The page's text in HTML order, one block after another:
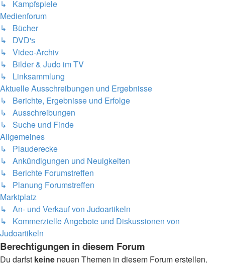
↳ Kampfspiele
Medienforum
↳ Bücher
↳ DVD's
↳ Video-Archiv
↳ Bilder & Judo im TV
↳ Linksammlung
Aktuelle Ausschreibungen und Ergebnisse
↳ Berichte, Ergebnisse und Erfolge
↳ Ausschreibungen
↳ Suche und Finde
Allgemeines
↳ Plauderecke
↳ Ankündigungen und Neuigkeiten
↳ Berichte Forumstreffen
↳ Planung Forumstreffen
Marktplatz
↳ An- und Verkauf von Judoartikeln
↳ Kommerzielle Angebote und Diskussionen von
Judoartikeln
Berechtigungen in diesem Forum
Du darfst keine neuen Themen in diesem Forum erstellen.